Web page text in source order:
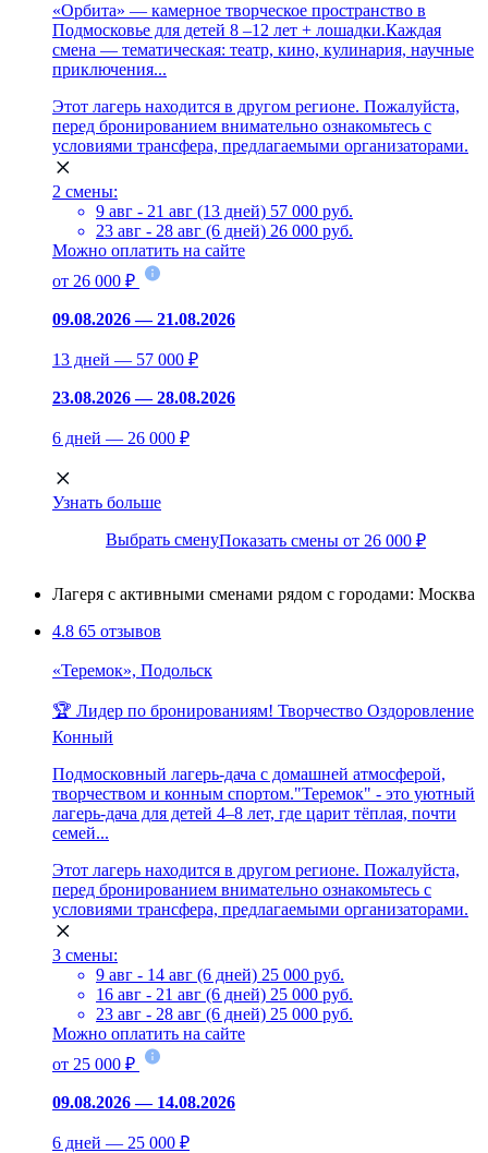
«Орбита» — камерное творческое пространство в
Подмосковье для детей 8 –12 лет + лошадки.Каждая
смена — тематическая: театр, кино, кулинария, научные
приключения...
Этот лагерь находится в другом регионе. Пожалуйста,
перед бронированием внимательно ознакомьтесь с
условиями трансфера, предлагаемыми организаторами.
2 смены:
9 авг - 21 авг (13 дней) 57 000 руб.
23 авг - 28 авг (6 дней) 26 000 руб.
Можно оплатить на сайте
от 26 000 ₽
09.08.2026 — 21.08.2026
13 дней — 57 000 ₽
23.08.2026 — 28.08.2026
6 дней — 26 000 ₽
Узнать больше
Выбрать сменуПоказать смены от 26 000 ₽
Лагеря с активными сменами рядом с городами: Москва
4.8 65 отзывов
«Теремок», Подольск
🏆 Лидер по бронированиям! Творчество Оздоровление
Конный
Подмосковный лагерь-дача с домашней атмосферой,
творчеством и конным спортом."Теремок" - это уютный
лагерь-дача для детей 4–8 лет, где царит тёплая, почти
семей...
Этот лагерь находится в другом регионе. Пожалуйста,
перед бронированием внимательно ознакомьтесь с
условиями трансфера, предлагаемыми организаторами.
3 смены:
9 авг - 14 авг (6 дней) 25 000 руб.
16 авг - 21 авг (6 дней) 25 000 руб.
23 авг - 28 авг (6 дней) 25 000 руб.
Можно оплатить на сайте
от 25 000 ₽
09.08.2026 — 14.08.2026
6 дней — 25 000 ₽